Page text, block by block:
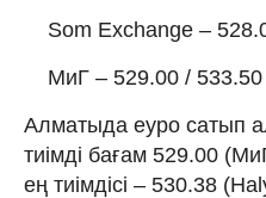
Som Exchange –
МиГ – 529.00 / 533.50
Алматыда еуро сатып
тиімді бағам 529.00
ең тиімдісі – 530.38